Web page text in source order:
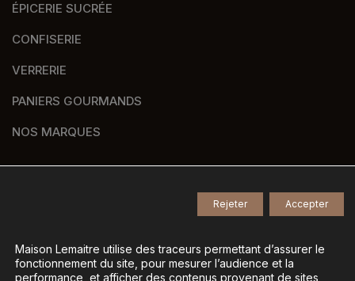
ÉPICERIE SUCRÉE
CONFISERIE
VERRERIE
PANIERS GOURMANDS
NOS MARQUES
Tous droits réservés -
Mentions légales-
Gestion des données personnelles-
Maison Lemaitre utilise des traceurs permettant d’assurer le
fonctionnement du site, pour mesurer l’audience et la
performance, et afficher des contenus provenant de sites
Accepter
Rejeter